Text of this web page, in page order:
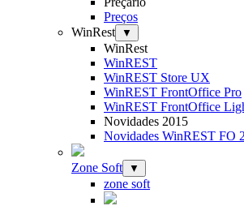
Preços
WinRest
▼
WinRest
WinREST
WinREST Store UX
WinREST FrontOffice Pro
WinREST FrontOffice
Novidades 2015
Novidades WinREST FO
Zone Soft ▼
zone soft